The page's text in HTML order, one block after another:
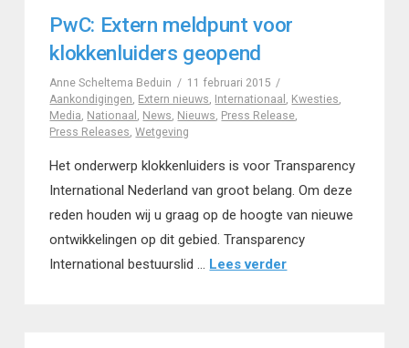
PwC: Extern meldpunt voor
klokkenluiders geopend
Anne Scheltema Beduin
11 februari 2015
Aankondigingen, Extern nieuws, Internationaal , Kwesties,
Media, Nationaal , News, Nieuws, Press Release,
Press Releases,Wetgeving
Het onderwerp klokkenluiders is voor Transparency
International Nederland van groot belang. Om deze
reden houden wij u graag op de hoogte van nieuwe
ontwikkelingen op dit gebied. Transparency
International bestuurslid … Lees verder